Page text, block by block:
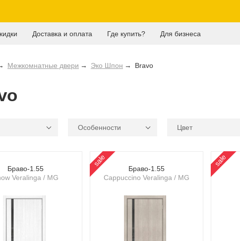
Доставка и оплата Где купить? Для бизнеса
Межкомнатные двери Эко Шпон Bravo
Особенности Цвет
Браво-1.55
Veralinga / MG
sale
Браво-1.55
Cappuccino Veralinga / MG
sale